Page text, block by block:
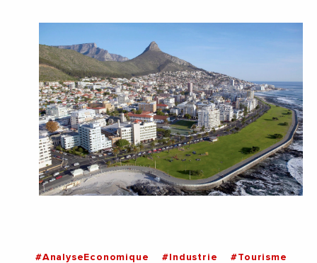
#AnalyseEconomique #Industrie
#Tourisme